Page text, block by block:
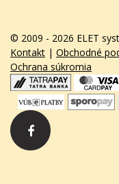
© 2009 - 2026 ELET
Kontakt | Obchodné
Ochrana súkromia